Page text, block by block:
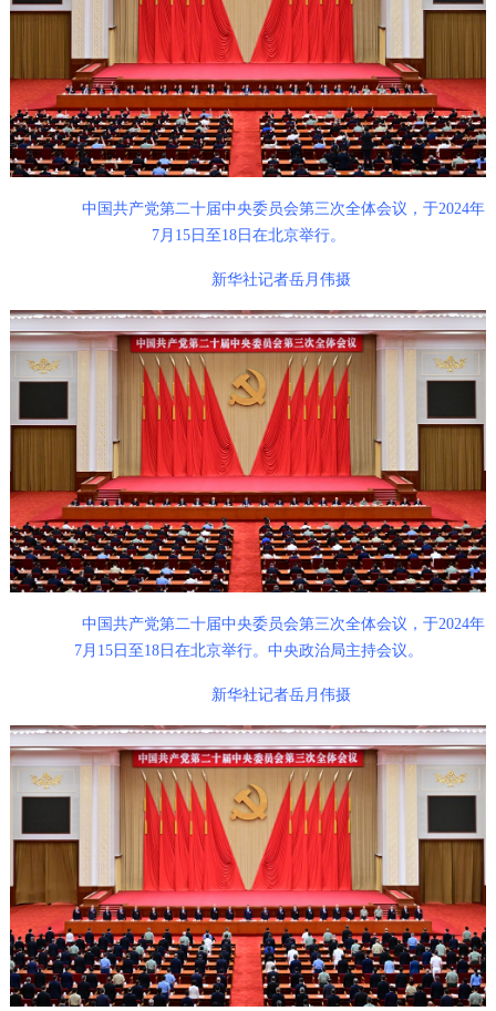
中国共产党第二十届中央委员会第三次全体会议，于2024年
7月15日至18日在北京举行。
新华社记者岳月伟摄
中国共产党第二十届中央委员会第三次全体会议，于2024年
7月15日至18日在北京举行。中央政治局主持会议。
新华社记者岳月伟摄